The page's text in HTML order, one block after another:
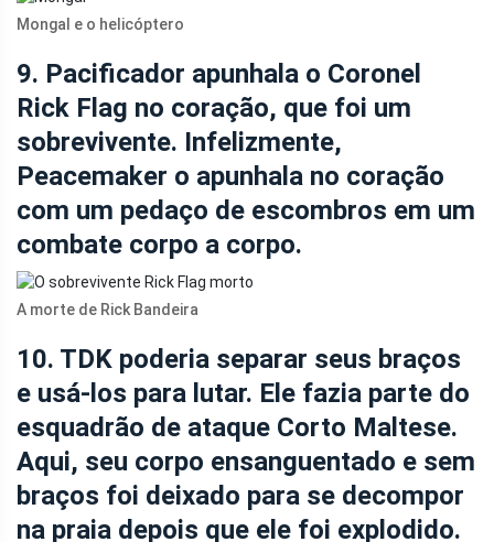
Mongal e o helicóptero
9. Pacificador apunhala o Coronel
Rick Flag no coração, que foi um
sobrevivente. Infelizmente,
Peacemaker o apunhala no coração
com um pedaço de escombros em um
combate corpo a corpo.
A morte de Rick Bandeira
10. TDK poderia separar seus braços
e usá-los para lutar. Ele fazia parte do
esquadrão de ataque Corto Maltese.
Aqui, seu corpo ensanguentado e sem
braços foi deixado para se decompor
na praia depois que ele foi explodido.